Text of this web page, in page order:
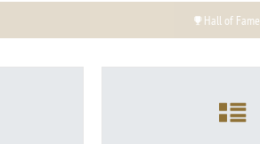
Hall of Fame